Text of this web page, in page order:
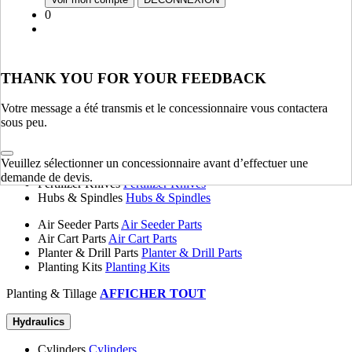
0
THANK YOU FOR YOUR FEEDBACK
Votre message a été transmis et le concessionnaire vous contactera
sous peu.
Veuillez sélectionner un concessionnaire avant d’effectuer une
demande de devis.
Fenders, Hoods & Sheet Metal Fenders, Hoods & Sheet
Metal
Flange Plates Flange Plates
Planting & Tillage
Disk Blades
Harrows Harrows
Fertilizer Knives Fertilizer Knives
Hubs & Spindles Hubs & Spindles
Air Seeder Parts Air Seeder Parts
Air Cart Parts Air Cart Parts
Planter & Drill Parts Planter & Drill Parts
Planting Kits Planting Kits
Planting & Tillage AFFICHER TOUT
Hydraulics
Cylinders Cylinders